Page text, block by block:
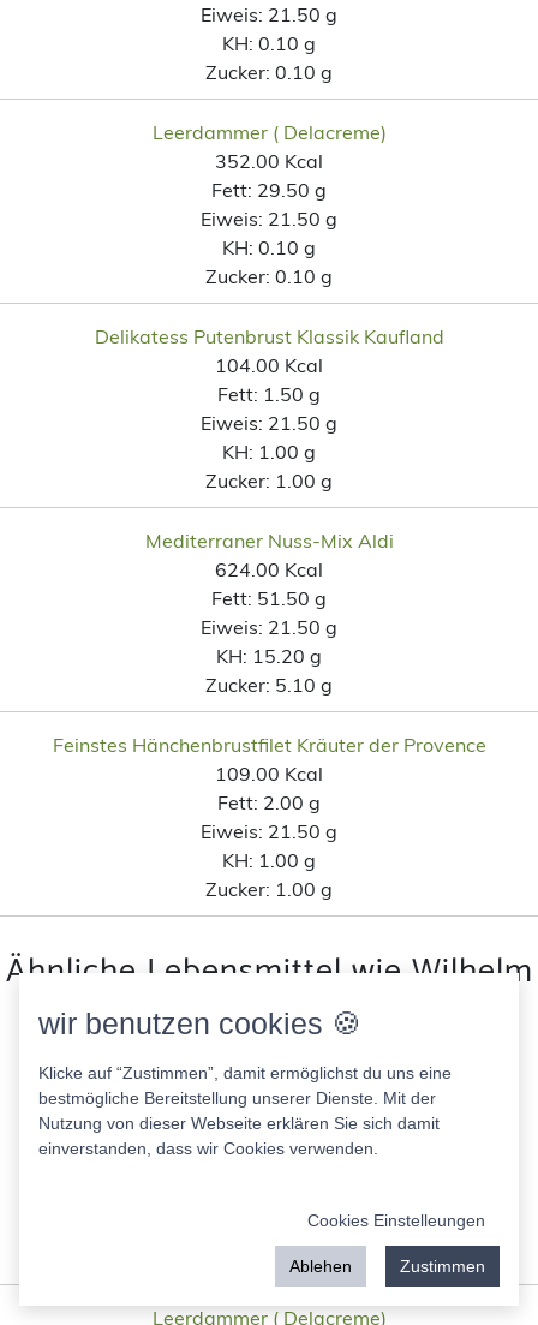
Eiweis: 21.50 g
KH: 0.10 g
Zucker: 0.10 g
Leerdammer ( Delacreme)
352.00 Kcal
Fett: 29.50 g
Eiweis: 21.50 g
KH: 0.10 g
Zucker: 0.10 g
Delikatess Putenbrust Klassik Kaufland
104.00 Kcal
Fett: 1.50 g
Eiweis: 21.50 g
KH: 1.00 g
Zucker: 1.00 g
Mediterraner Nuss-Mix Aldi
624.00 Kcal
Fett: 51.50 g
Eiweis: 21.50 g
KH: 15.20 g
Zucker: 5.10 g
Feinstes Hänchenbrustfilet Kräuter der Provence
109.00 Kcal
Fett: 2.00 g
Eiweis: 21.50 g
KH: 1.00 g
Zucker: 1.00 g
Ähnliche Lebensmittel wie Wilhelm
Brandenburg Pfeffersalami nach
Kohlenhydratanteil
leerdamer delacreme
352.00 Kcal
0.10 g
0.10 g
Leerdammer ( Delacreme)
wir benutzen cookies 🍪
Klicke auf “Zustimmen”, damit ermöglichst du uns eine
bestmögliche Bereitstellung unserer Dienste. Mit der
Nutzung von dieser Webseite erklären Sie sich damit
einverstanden, dass wir Cookies verwenden.
Cookies Einstelleungen
Ablehen Zustimmen